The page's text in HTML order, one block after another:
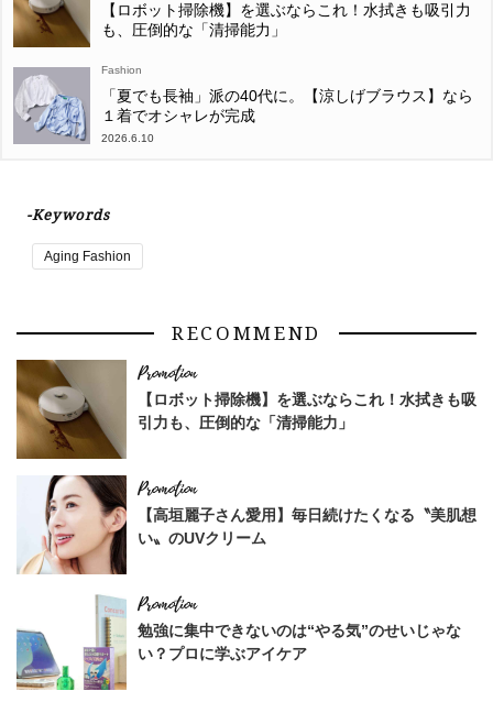
【ロボット掃除機】を選ぶならこれ！水拭きも吸引力
も、圧倒的な「清掃能力」
Fashion
「夏でも長袖」派の40代に。【涼しげブラウス】なら
１着でオシャレが完成
2026.6.10
-Keywords
Aging Fashion
RECOMMEND
【ロボット掃除機】を選ぶならこれ！水拭きも吸
引力も、圧倒的な「清掃能力」
【高垣麗子さん愛用】毎日続けたくなる〝美肌想
い〟のUVクリーム
勉強に集中できないのは“やる気”のせいじゃな
い？プロに学ぶアイケア